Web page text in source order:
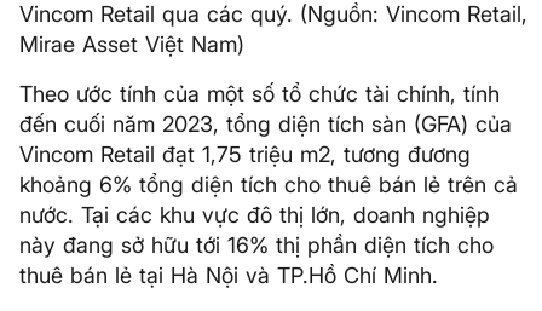
Vincom Retail qua các quý. (Nguồn: Vincom Retail,
Mirae Asset Việt Nam)
Theo ước tính của một số tổ chức tài chính, tính
đến cuối năm 2023, tổng diện tích sàn (GFA) của
Vincom Retail đạt 1,75 triệu m2, tương đương
khoảng 6% tổng diện tích cho thuê bán lẻ trên cả
nước. Tại các khu vực đô thị lớn, doanh nghiệp
này đang sở hữu tới 16% thị phần diện tích cho
thuê bán lẻ tại Hà Nội và TP.Hồ Chí Minh.